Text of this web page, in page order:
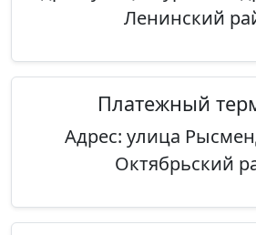
Ленинский
Платежный
Адрес: улица
Октябрьский